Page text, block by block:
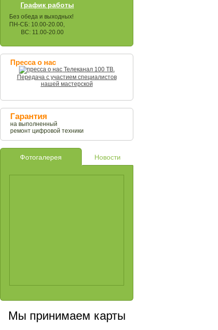
График работы
Без обеда и выходных!
ПН-СБ: 10.00-20.00,
ВС: 11.00-20.00
Пресса о нас
Телеканал 100 ТВ.
Передача с участием специалистов
нашей мастерской
Гарантия
на выполненный
ремонт цифровой техники
Фотогалерея Новости
Мы принимаем карты